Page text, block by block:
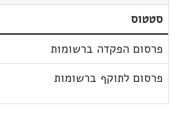
סטטוס
פרסום הפקדה ברשומות
פרסום לתוקף ברשומות